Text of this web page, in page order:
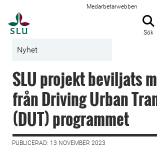
Medarbetarwebben
Sök
Nyhet
SLU projekt beviljats
från Driving Urban
(DUT) programmet
PUBLICERAD: 13 NOVEMBER 2023